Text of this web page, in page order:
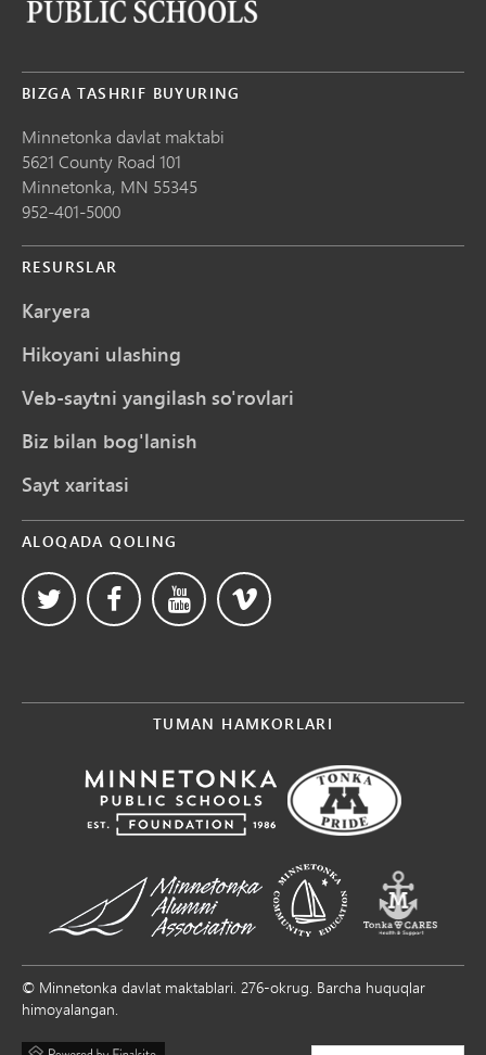
BIZGA TASHRIF BUYURING
Minnetonka davlat maktabi
5621 County Road 101
Minnetonka, MN 55345
952-401-5000
RESURSLAR
Karyera
Hikoyani ulashing
Veb-saytni yangilash so'rovlari
Biz bilan bog'lanish
Sayt xaritasi
ALOQADA QOLING
TUMAN HAMKORLARI
© Minnetonka davlat maktablari. 276-okrug. Barcha huquqlar
himoyalangan.